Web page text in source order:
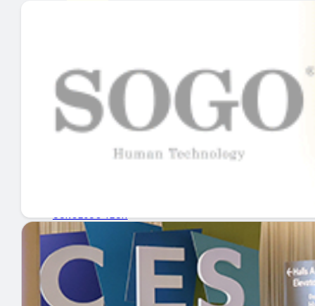
INICIO
EMPRESAS
GUÍA DE COMPRA
MERCADOS Y TENDENCIAS